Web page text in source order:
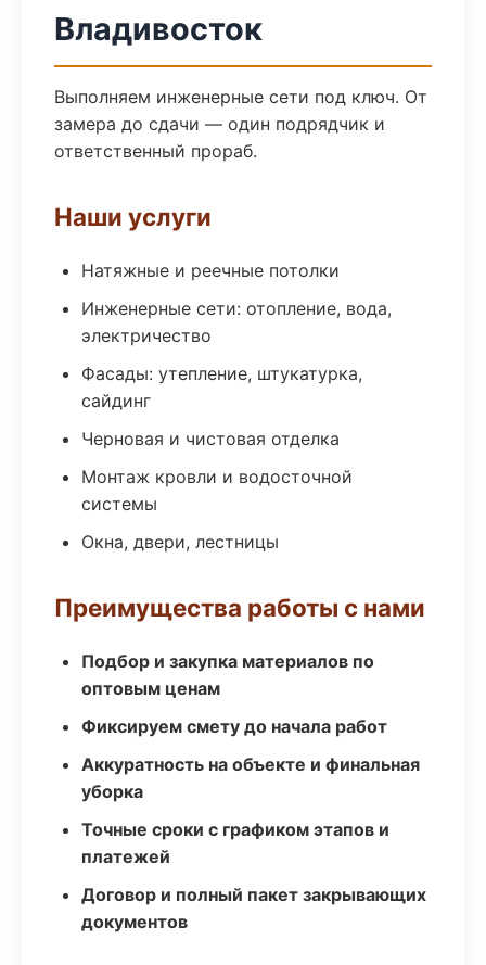
Владивосток
Выполняем инженерные сети под ключ. От
замера до сдачи — один подрядчик и
ответственный прораб.
Наши услуги
Натяжные и реечные потолки
Инженерные сети: отопление, вода,
электричество
Фасады: утепление, штукатурка,
сайдинг
Черновая и чистовая отделка
Монтаж кровли и водосточной
системы
Окна, двери, лестницы
Преимущества работы с нами
Подбор и закупка материалов по
оптовым ценам
Фиксируем смету до начала работ
Аккуратность на объекте и финальная
уборка
Точные сроки с графиком этапов и
платежей
Договор и полный пакет закрывающих
документов